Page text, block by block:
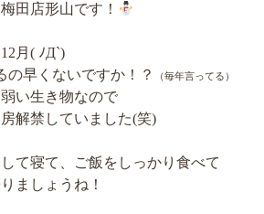
田店形山です！
月( ﾉД`)
の早くないですか！？
（毎年言ってる）
い生き物なので
解禁していました(笑)
て寝て、ご飯をしっかり食べて
ましょうね！